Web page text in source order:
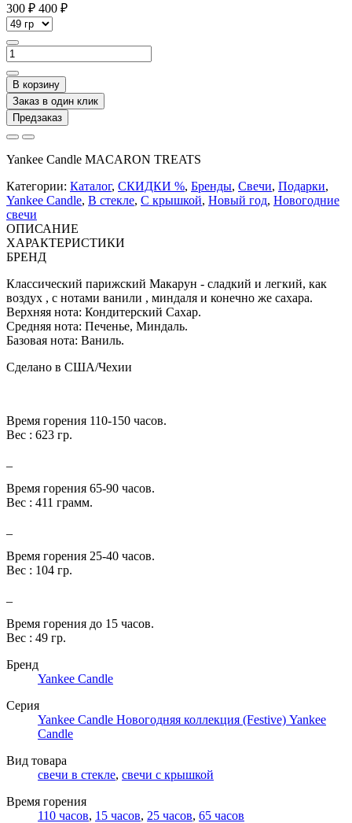
300 ₽ 400 ₽
В корзину
Заказ в один клик
Предзаказ
Yankee Candle MACARON TREATS
Категории: Каталог, СКИДКИ %, Бренды, Свечи, Подарки,
Yankee Candle, В стекле, С крышкой, Новый год, Новогодние
свечи
ОПИСАНИЕ
ХАРАКТЕРИСТИКИ
БРЕНД
Классический парижский Макарун - сладкий и легкий, как
воздух , с нотами ванили , миндаля и конечно же сахара.
Верхняя нота: Кондитерский Сахар.
Средняя нота: Печенье, Миндаль.
Базовая нота: Ваниль.
Сделано в США/Чехии
Время горения 110-150 часов.
Вес : 623 гр.
Время горения 65-90 часов.
Вес : 411 грамм.
Время горения 25-40 часов.
Вес : 104 гр.
Время горения до 15 часов.
Вес : 49 гр.
Бренд
Yankee Candle
Серия
Yankee Candle Новогодняя коллекция (Festive) Yankee
Candle
Вид товара
свечи в стекле, свечи с крышкой
Время горения
110 часов, 15 часов, 25 часов, 65 часов